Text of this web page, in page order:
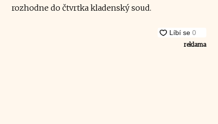
rozhodne do čtvrtka kladenský soud.
reklama